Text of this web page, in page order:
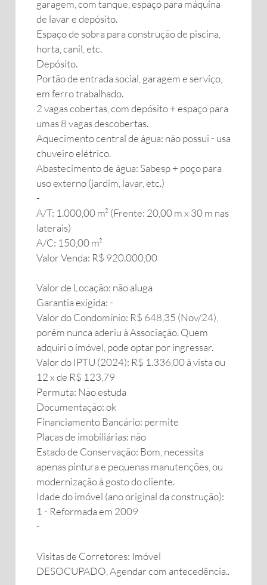
garagem, com tanque, espaço para máquina
de lavar e depósito.
Espaço de sobra para construção de piscina,
horta, canil, etc.
Depósito.
Portão de entrada social, garagem e serviço,
em ferro trabalhado.
2 vagas cobertas, com depósito + espaço para
umas 8 vagas descobertas.
Aquecimento central de água: não possui - usa
chuveiro elétrico.
Abastecimento de água: Sabesp + poço para
uso externo (jardim, lavar, etc.)
-
A/T: 1.000,00 m² (Frente: 20,00 m x 30 m nas
laterais)
A/C: 150,00 m²
Valor Venda: R$ 920.000,00
Valor de Locação: não aluga
Garantia exigida: -
Valor do Condomínio: R$ 648,35 (Nov/24),
porém nunca aderiu à Associação. Quem
adquiri o imóvel, pode optar por ingressar.
Valor do IPTU (2024): R$ 1.336,00 à vista ou
12 x de R$ 123,79
Permuta: Não estuda
Documentação: ok
Financiamento Bancário: permite
Placas de imobiliárias: não
Estado de Conservação: Bom, necessita
apenas pintura e pequenas manutenções, ou
modernização à gosto do cliente.
Idade do imóvel (ano original da construção):
1 - Reformada em 2009
-
Visitas de Corretores: Imóvel
DESOCUPADO, Agendar com antecedência..